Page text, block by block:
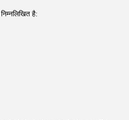
निम्नलिखित है: